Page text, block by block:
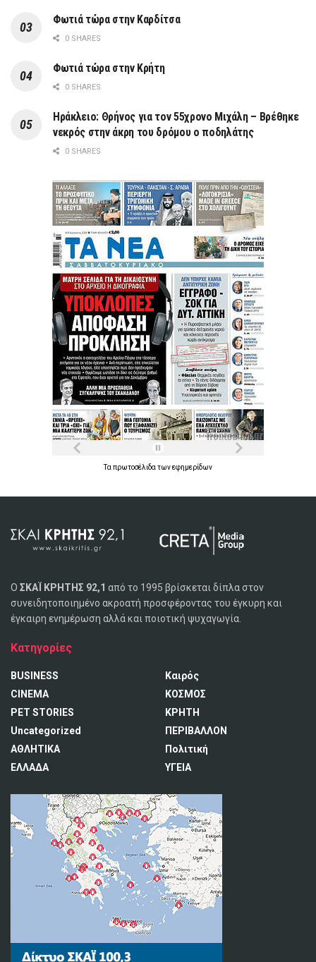
Φωτιά τώρα στην Καρδίτσα
0 SHARES
Φωτιά τώρα στην Κρήτη
0 SHARES
Ηράκλειο: Θρήνος για τον 55χρονο Μιχάλη – Βρέθηκε
νεκρός στην άκρη του δρόμου ο ποδηλάτης
0 SHARES
Τα πρωτοσέλιδα τωνεφημερίδων
Ο ΣΚΑΪ ΚΡΗΤΗΣ 92,1 από το 1995 βρίσκεται δίπλα στον
συνειδητοποιημένο ακροατή προσφέροντας του έγκυρη και
έγκαιρη ενημέρωση αλλά και ποιοτική ψυχαγωγία.
Κατηγορίες
BUSINESS
CINEMA
PET STORIES
Uncategorized
ΑΘΛΗΤΙΚΑ
ΕΛΛΑΔΑ
Καιρός
ΚΟΣΜΟΣ
ΚΡΗΤΗ
ΠΕΡΙΒΑΛΛΟΝ
Πολιτική
ΥΓΕΙΑ